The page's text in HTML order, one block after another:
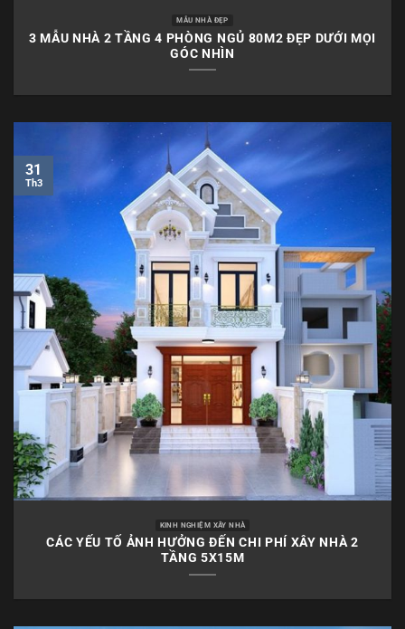
MẪU NHÀ ĐẸP
3 MẪU NHÀ 2 TẦNG 4 PHÒNG NGỦ 80M2 ĐẸP DƯỚI MỌI
GÓC NHÌN
KINH NGHIỆM XÂY NHÀ
CÁC YẾU TỐ ẢNH HƯỞNG ĐẾN CHI PHÍ XÂY NHÀ 2
TẦNG 5X15M
31
Th3